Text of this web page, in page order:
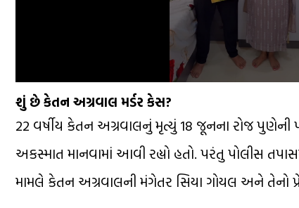
શું છે કેતન અગ્રવાલ મર્ડર કેસ?
22 વર્ષીય કેતન અગ્રવાલનું મૃત્યું 18 જૂનના રોજ
અકસ્માત માનવામાં આવી રહ્યો હતો. પરંતુ પોલીસ
મામલે કેતન અગ્રવાલની મંગેતર સિયા ગોયલ અને તેનો